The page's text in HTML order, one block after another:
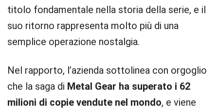
titolo fondamentale nella storia della serie, e il
suo ritorno rappresenta molto più di una
semplice operazione nostalgia.
Nel rapporto, l’azienda sottolinea con orgoglio
che la saga di Metal Gear ha superato i 62
milioni di copie vendute nel mondo, e viene